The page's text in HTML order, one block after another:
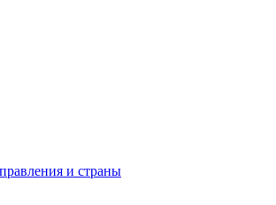
и страны